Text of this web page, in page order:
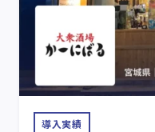
導入実績